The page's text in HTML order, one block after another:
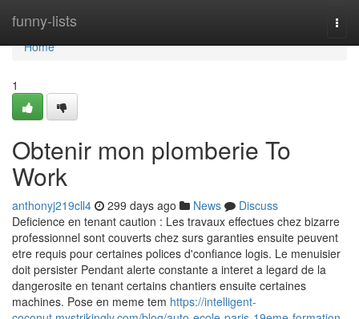
funny-lists
Home
Home
1
Obtenir mon plomberie To
Work
anthonyj219cll4 299 days ago News
Discuss
Deficience en tenant caution : Les travaux effectues chez bizarre
professionnel sont couverts chez surs garanties ensuite peuvent
etre requis pour certaines polices d'confiance logis. Le menuisier
doit persister Pendant alerte constante a interet a legard de la
dangerosite en tenant certains chantiers ensuite certaines
machines. Pose en meme tem https://intelligent-